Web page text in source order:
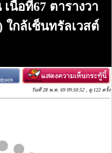
นื้อที่67 ตารางวา
กล้เซ็นทรัลเวสต์
วันที่ 28 พ.ค. 69 09:50:52 , ดู 122 ครั้ง